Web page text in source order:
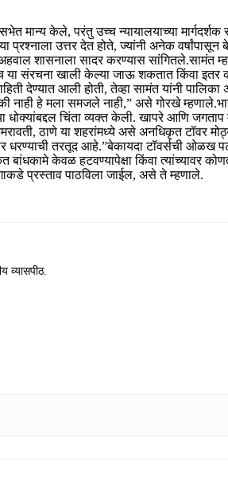
केले, परंतु उच्च न्यायालयाच्या मार्गदर्शक
उत्तर देत होते, ज्यांनी अनेक वर्षांपासून
शासनाला सादर करण्यास सांगितले.सामंत
या संरचना खाली केल्या जाऊ शकतात किंवा
देण्यात आली होती, तेव्हा सामंत यांनी
नाही हे मला समजले नाही,” असे गोरखे म्हणाले.
चिंता व्यक्त केली. खापरे आणि जगताप
ठाणे या शहरांमध्ये असे अनधिकृत टॉवर
धरण्याची तरतूद आहे.”बेकायदा टॉवर्सची ओळख
केवळ हटवण्यापेक्षा किंवा त्यांच्यावर
प्रस्ताव पाठविला जाईल, असे ते म्हणाले.
व्यासपीठ.